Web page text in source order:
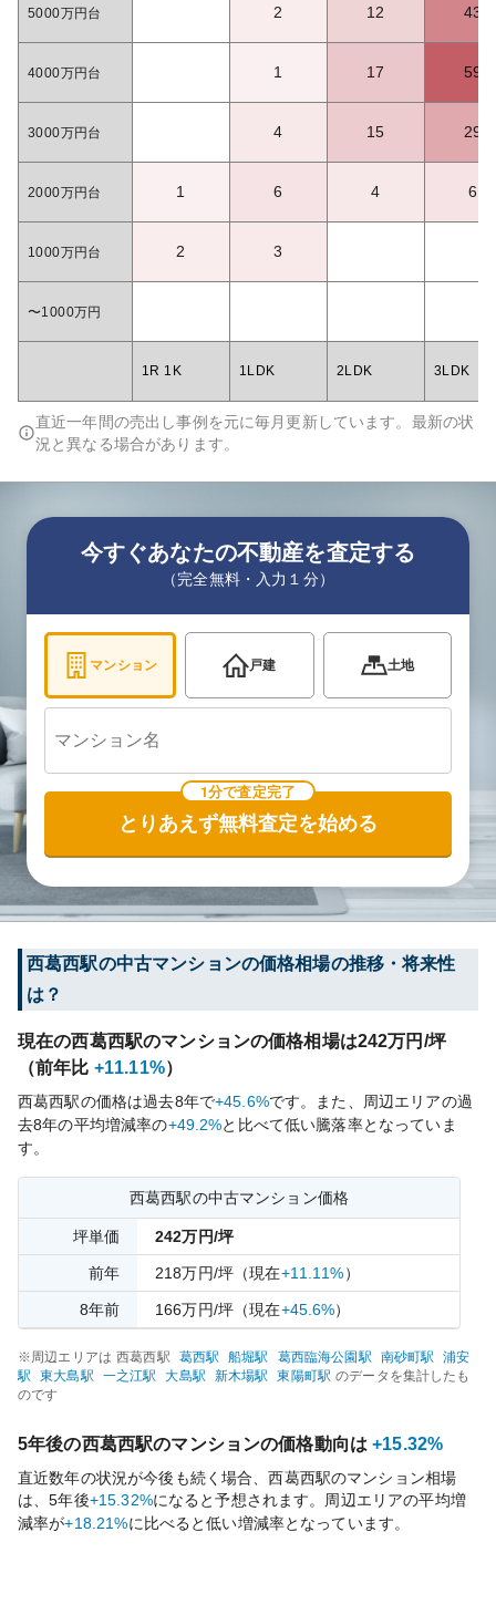
5000万円台 2 12 43
4000万円台 1 17 59
3000万円台 4 15 29
2000万円台 1 6 4 6
1000万円台 2 3
〜1000万円
1R 1K 1LDK 2LDK 3LDK
直近一年間の売出し事例を元に毎月更新しています。最新の状
況と異なる場合があります。
今すぐあなたの不動産を査定する
（完全無料・入力１分）
マンション 戸建 土地
1分で査定完了
とりあえず無料査定を始める
西葛西駅の中古マンションの価格相場の推移・将来性
は？
現在の西葛西駅のマンションの価格相場は242万円/坪
（前年比 +11.11%）
西葛西駅の価格は過去8年で+45.6%です。
また、周辺エリアの過
去8年の平均増減率の+49.2%と比べて低い騰落率となっていま
す。
西葛西駅の中古マンション価格
坪単価 242万円/坪
前年 218万円/坪 （現在+11.11%）
8年前 166万円/坪 （現在+45.6%）
※周辺エリアは 西葛西駅 葛西駅 船堀駅 葛西臨海公園駅 南砂町駅
浦安
駅
東大島駅 一之江駅 大島駅 新木場駅 東陽町駅 のデータを集計したも
のです
5年後の西葛西駅のマンションの価格動向は +15.32%
直近数年の状況が今後も続く場合、西葛西駅のマンション相場
は、5年後+15.32%になると予想されます。周辺エリアの平均増
減率が+18.21%に比べると低い増減率となっています。